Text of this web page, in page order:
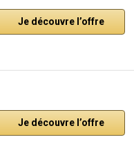
Je découvre l’offre
Je découvre l’offre